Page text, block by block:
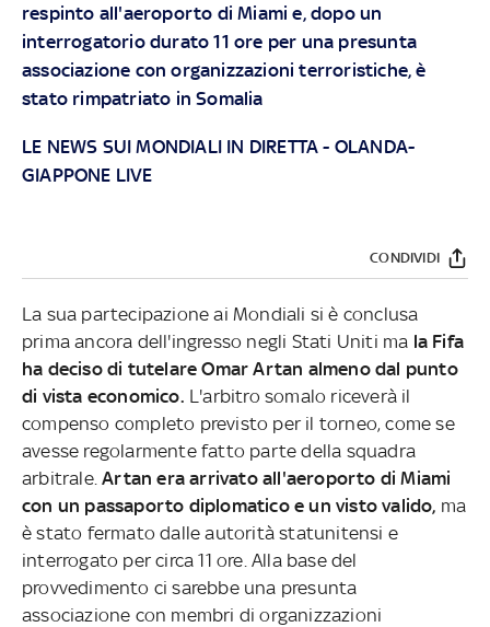
respinto all'aeroporto di Miami e, dopo un
interrogatorio durato 11 ore per una presunta
associazione con organizzazioni terroristiche, è
stato rimpatriato in Somalia
LE NEWS SUI MONDIALI IN DIRETTA - OLANDA-
GIAPPONE LIVE
CONDIVIDI
La sua partecipazione ai Mondiali si è conclusa
prima ancora dell'ingresso negli Stati Uniti ma la Fifa
ha deciso di tutelare Omar Artan almeno dal punto
di vista economico. L'arbitro somalo riceverà il
compenso completo previsto per il torneo, come se
avesse regolarmente fatto parte della squadra
arbitrale.Artan era arrivato all'aeroporto di Miami
con un passaporto diplomatico e un visto valido, ma
è stato fermato dalle autorità statunitensi e
interrogato per circa 11 ore. Alla base del
provvedimento ci sarebbe una presunta
associazione con membri di organizzazioni